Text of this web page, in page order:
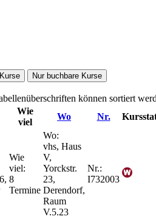
Nur buchbare Kurse
können sortiert
Wie
viel
Wo Nr.
Wie
viel:
8
Termine
Wo:
vhs, Haus
V,
Yorckstr.
23,
Derendorf,
Raum
V.5.23
Nr.:
I732003